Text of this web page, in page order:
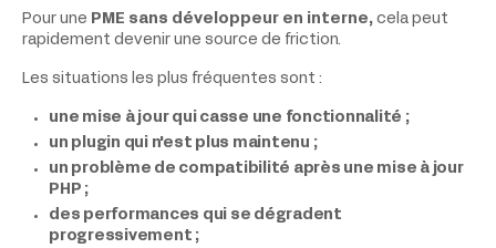
Pour une PME sans développeur en interne, cela peut
rapidement devenir une source de friction.
Les situations les plus fréquentes sont :
une mise à jour qui casse une fonctionnalité ;
un plugin qui n'est plus maintenu ;
un problème de compatibilité après une mise à jour
PHP ;
des performances qui se dégradent
progressivement ;